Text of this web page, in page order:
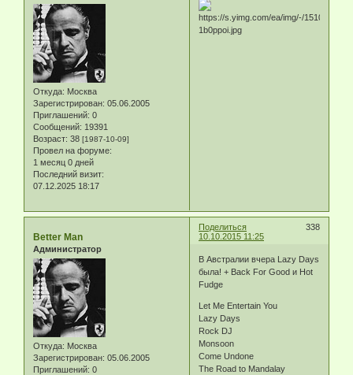
Откуда: Москва
Зарегистрирован: 05.06.2005
Приглашений: 0
Сообщений: 19391
Возраст: 38 [1987-10-09]
Провел на форуме:
1 месяц 0 дней
Последний визит:
07.12.2025 18:17
Поделиться
338
10.10.2015 11:25
Better Man
Администратор
Откуда: Москва
Зарегистрирован: 05.06.2005
Приглашений: 0
В Австралии вчера Lazy Days
была! + Back For Good и Hot
Fudge
Let Me Entertain You
Lazy Days
Rock DJ
Monsoon
Come Undone
The Road to Mandalay